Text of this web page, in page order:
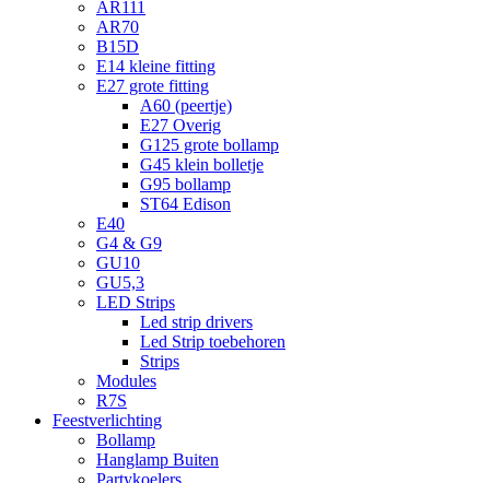
AR111
AR70
B15D
E14 kleine fitting
E27 grote fitting
A60 (peertje)
E27 Overig
G125 grote bollamp
G45 klein bolletje
G95 bollamp
ST64 Edison
E40
G4 & G9
GU10
GU5,3
LED Strips
Led strip drivers
Led Strip toebehoren
Strips
Modules
R7S
Feestverlichting
Bollamp
Hanglamp Buiten
Partykoelers